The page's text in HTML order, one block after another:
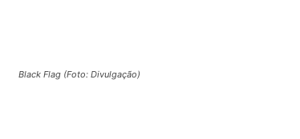
Black Flag (Foto: Divulgação)